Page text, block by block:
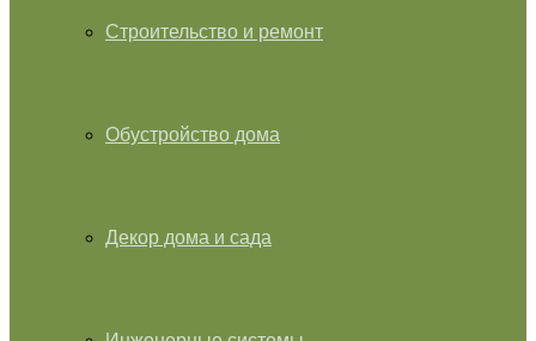
Строительство и ремонт
Обустройство дома
Декор дома и сада